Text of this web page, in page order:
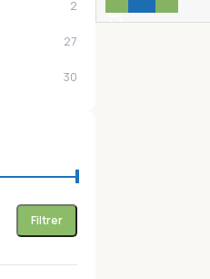
2
27
30
Filtrer